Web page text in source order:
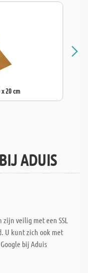
20 cm
ADUIS
veilig met een SSL
U kunt zich ook met
bij Aduis